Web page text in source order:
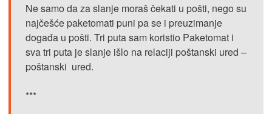
Ne samo da za slanje moraš čekati u pošti, nego su
najčešće paketomati puni pa se i preuzimanje
događa u pošti. Tri puta sam koristio Paketomat i
sva tri puta je slanje išlo na relaciji poštanski ured –
poštanski ured.
***